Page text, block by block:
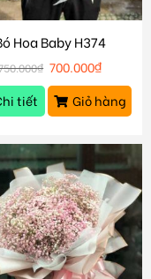
Hoa Baby H374
₫ 700.000₫
tiết
Giỏ hàng